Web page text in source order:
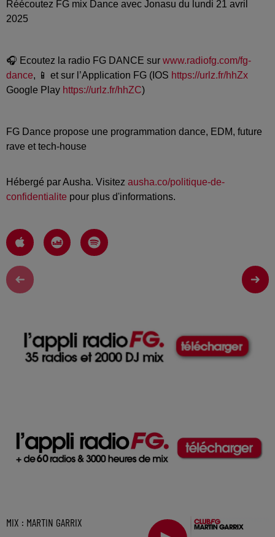
Réécoutez FG mix Dance avec Jonasu du lundi 21 avril
2025
🎧 Ecoutez la radio FG DANCE sur www.radiofg.com/fg-
dance, 📱 et sur l’Application FG (IOS https://urlz.fr/hhZx
Google Play https://urlz.fr/hhZC)
FG Dance propose une programmation dance, EDM, future
rave et tech-house
Hébergé par Ausha. Visitez ausha.co/politique-de-
confidentialite pour plus d'informations.
MIX : MARTIN GARRIX